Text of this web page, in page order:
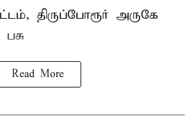
திருப்போரூர் அருகே
பசு
Read More